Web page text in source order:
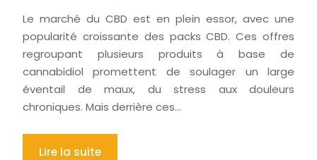
Le marché du CBD est en plein essor, avec une
popularité croissante des packs CBD. Ces offres
regroupant plusieurs produits à base de
cannabidiol promettent de soulager un large
éventail de maux, du stress aux douleurs
chroniques. Mais derrière ces…
Lire la suite